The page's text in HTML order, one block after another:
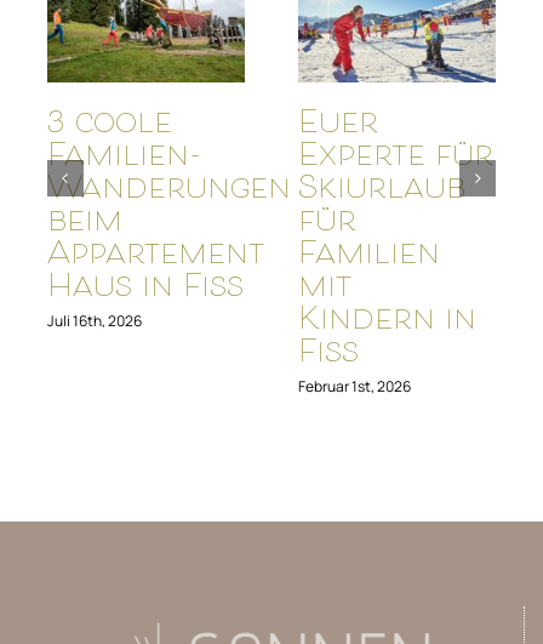
3 coole
Familien-
Wanderungen
beim
Appartement
Haus in Fiss
Juli 16th, 2026
Euer
Experte für
Skiurlaub
für
Familien
mit
Kindern in
Fiss
Februar 1st, 2026